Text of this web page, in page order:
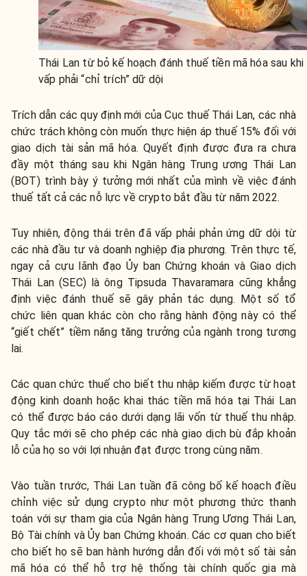
Thái Lan từ bỏ kế hoạch đánh thuế tiền mã hóa sau khi
vấp phải “chỉ trích” dữ dội
Trích dẫn các quy định mới của Cục thuế Thái Lan, các nhà
chức trách không còn muốn thực hiện áp thuế 15% đối với
giao dịch tài sản mã hóa. Quyết định được đưa ra chưa
đầy một tháng sau khi Ngân hàng Trung ương Thái Lan
(BOT) trình bày ý tưởng mới nhất của mình về việc đánh
thuế tất cả các nỗ lực về crypto bắt đầu từ năm 2022.
Tuy nhiên, động thái trên đã vấp phải phản ứng dữ dội từ
các nhà đầu tư và doanh nghiệp địa phương. Trên thực tế,
ngay cả cựu lãnh đạo Ủy ban Chứng khoán và Giao dịch
Thái Lan (SEC) là ông Tipsuda Thavaramara cũng khẳng
định việc đánh thuế sẽ gây phản tác dụng. Một số tổ
chức liên quan khác còn cho rằng hành động này có thể
“giết chết” tiềm năng tăng trưởng của ngành trong tương
lai.
Các quan chức thuế cho biết thu nhập kiếm được từ hoạt
động kinh doanh hoặc khai thác tiền mã hóa tại Thái Lan
có thể được báo cáo dưới dạng lãi vốn từ thuế thu nhập.
Quy tắc mới sẽ cho phép các nhà giao dịch bù đắp khoản
lỗ của họ so với lợi nhuận đạt được trong cùng năm.
Vào tuần trước, Thái Lan tuần đã công bố kế hoạch điều
chỉnh việc sử dụng crypto như một phương thức thanh
toán với sự tham gia của Ngân hàng Trung Ương Thái Lan,
Bộ Tài chính và Ủy ban Chứng khoán. Các cơ quan cho biết
cho biết họ sẽ ban hành hướng dẫn đối với một số tài sản
mã hóa có thể hỗ trợ hệ thống tài chính quốc gia mà